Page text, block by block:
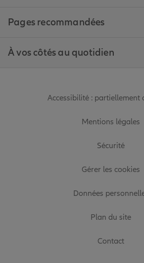
Pages recommandées
À vos côtés au quotidien
Accessibilité : partiellement
Mentions légales
Sécurité
Gérer les cookies
Données
Plan du site
Contact